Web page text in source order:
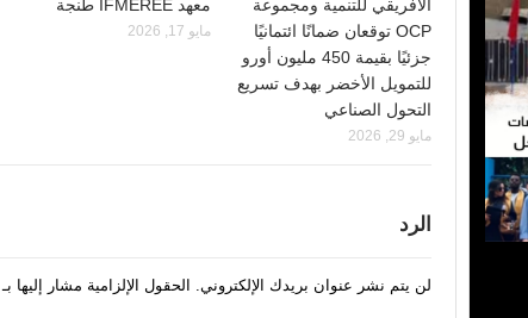
الأفريقي للتنمية ومجموعة
OCP توقعان ضمانًا ائتمانيًا
جزئيًا بقيمة 450 مليون أورو
للتمويل الأخضر بهدف تسريع
التحول الصناعي
مايو 29, 2026
معهد IFMEREE طنجة
مايو 17, 2026
الرد
لن يتم نشر عنوان بريدك الإلكتروني. الحقول الإلزامية مشار إليها بـ